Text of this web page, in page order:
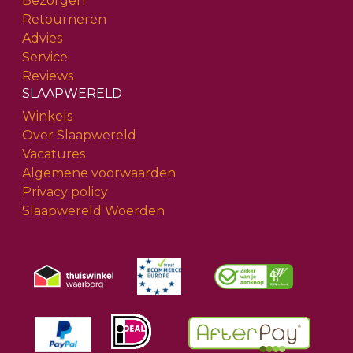
Retourneren
Advies
Service
Reviews
SLAAPWERELD
Winkels
Over Slaapwereld
Vacatures
Algemene voorwaarden
Privacy policy
Slaapwereld Woerden